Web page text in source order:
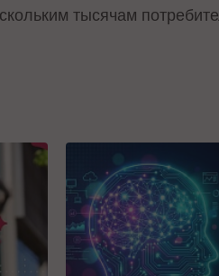
тысячам